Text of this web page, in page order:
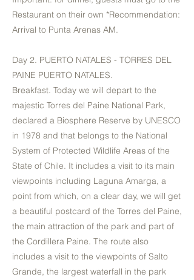
Restaurant on their own *Recommendation:
Arrival to Punta Arenas AM.
Day 2. PUERTO NATALES - TORRES DEL
PAINE PUERTO NATALES.
Breakfast. Today we will depart to the
majestic Torres del Paine National Park,
declared a Biosphere Reserve by UNESCO
in 1978 and that belongs to the National
System of Protected Wildlife Areas of the
State of Chile. It includes a visit to its main
viewpoints including Laguna Amarga, a
point from which, on a clear day, we will get
a beautiful postcard of the Torres del Paine,
the main attraction of the park and part of
the Cordillera Paine. The route also
includes a visit to the viewpoints of Salto
Grande, the largest waterfall in the park